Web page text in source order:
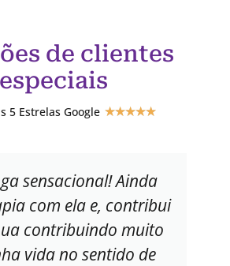
de clientes
especiais
5 Estrelas Google ★★★★★
sensacional! Ainda
com ela e, contribui
contribuindo muito
vida no sentido de